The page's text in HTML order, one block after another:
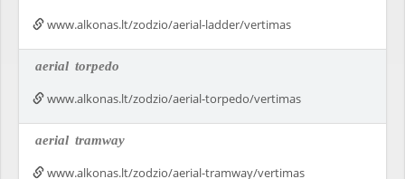
www.alkonas.lt/zodzio/aerial-ladder/vertimas
aerial torpedo
www.alkonas.lt/zodzio/aerial-torpedo/vertimas
aerial tramway
www.alkonas.lt/zodzio/aerial-tramway/vertimas